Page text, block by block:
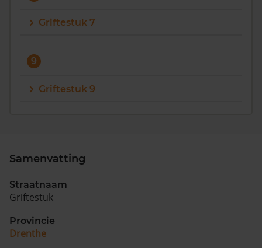
Griftestuk 7
9
Griftestuk 9
Samenvatting
Straatnaam
Griftestuk
Provincie
Drenthe